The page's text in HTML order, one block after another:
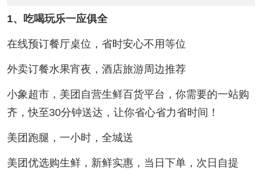
1、吃喝玩乐一应俱全
在线预订餐厅桌位，省时安心不用等位
外卖订餐水果宵夜，酒店旅游周边推荐
小象超市，美团自营生鲜百货平台，你需要的一站购
齐，快至30分钟送达，让你省心省力省时间！
美团跑腿，一小时，全城送
美团优选购生鲜，新鲜实惠，当日下单，次日自提